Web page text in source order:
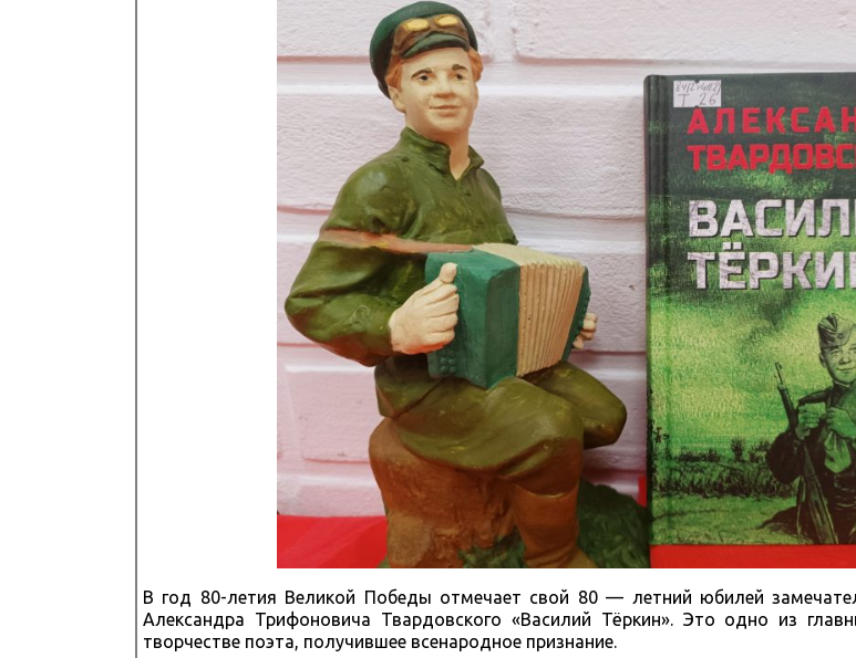
В год 80-летия Великой Победы отмечает свой 80 — летний юбилей
Александра Трифоновича Твардовского «Василий Тёркин». Это одно из
творчестве поэта, получившее всенародное признание.